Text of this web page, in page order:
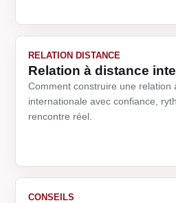
RELATION DISTANCE
Relation à distance
Comment construire une relation
internationale avec confiance,
rencontre réel.
CONSEILS